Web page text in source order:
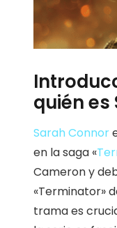
quién es
Sarah Connor
en la saga «
Cameron y
«Terminator»
trama es